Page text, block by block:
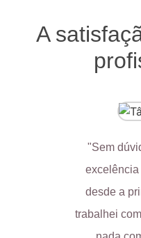
A
"Sem
excelência
desde a
trabalhei